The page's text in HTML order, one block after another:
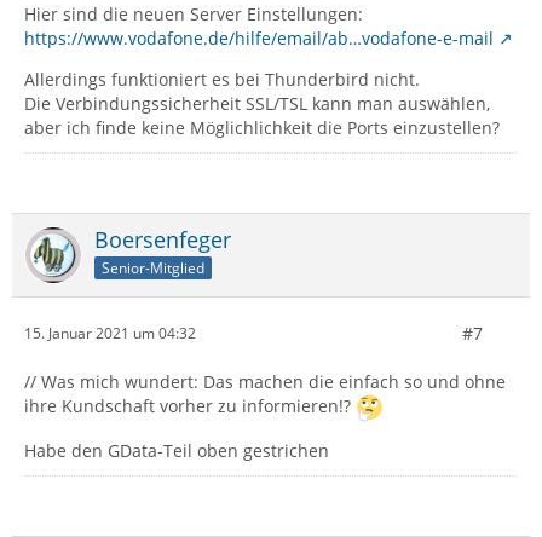
Hier sind die neuen Server Einstellungen:
https://www.vodafone.de/hilfe/email/ab…vodafone-e-mail
Allerdings funktioniert es bei Thunderbird nicht.
Die Verbindungssicherheit SSL/TSL kann man auswählen,
aber ich finde keine Möglichlichkeit die Ports einzustellen?
Boersenfeger
Senior-Mitglied
15. Januar 2021 um 04:32 #7
// Was mich wundert: Das machen die einfach so und ohne
ihre Kundschaft vorher zu informieren!?
Habe den GData-Teil oben gestrichen